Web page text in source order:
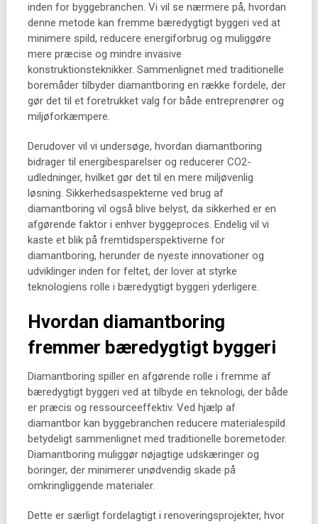
inden for byggebranchen. Vi vil se nærmere på, hvordan
denne metode kan fremme bæredygtigt byggeri ved at
minimere spild, reducere energiforbrug og muliggøre
mere præcise og mindre invasive
konstruktionsteknikker. Sammenlignet med traditionelle
boremåder tilbyder diamantboring en række fordele, der
gør det til et foretrukket valg for både entreprenører og
miljøforkæmpere.
Derudover vil vi undersøge, hvordan diamantboring
bidrager til energibesparelser og reducerer CO2-
udledninger, hvilket gør det til en mere miljøvenlig
løsning. Sikkerhedsaspekterne ved brug af
diamantboring vil også blive belyst, da sikkerhed er en
afgørende faktor i enhver byggeproces. Endelig vil vi
kaste et blik på fremtidsperspektiverne for
diamantboring, herunder de nyeste innovationer og
udviklinger inden for feltet, der lover at styrke
teknologiens rolle i bæredygtigt byggeri yderligere.
Hvordan diamantboring
fremmer bæredygtigt byggeri
Diamantboring spiller en afgørende rolle i fremme af
bæredygtigt byggeri ved at tilbyde en teknologi, der både
er præcis og ressourceeffektiv. Ved hjælp af
diamantbor kan byggebranchen reducere materialespild
betydeligt sammenlignet med traditionelle boremetoder.
Diamantboring muliggør nøjagtige udskæringer og
boringer, der minimerer unødvendig skade på
omkringliggende materialer.
Dette er særligt fordelagtigt i renoveringsprojekter, hvor